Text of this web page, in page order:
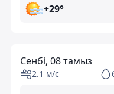
+29°
Сенбі, 08 тамыз
2.1 м/с